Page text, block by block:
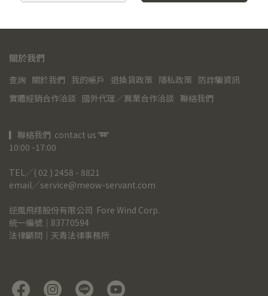
關於我們
查詢 關於我們 我的帳戶 退換貨政策 隱私政策 防詐騙資訊
實體經銷合作洽談 國外代理／異業合作洽談 聯絡我們
▎聯絡我們  contact us ➿
10:00 -17:00
TEL╱( 02 ) 2458 - 8821
email╱service@meow-servant.com
逆風飛翔股份有限公司  Fore Wind Corp.
統一編號｜83770594
法律顧問｜天青法律事務所